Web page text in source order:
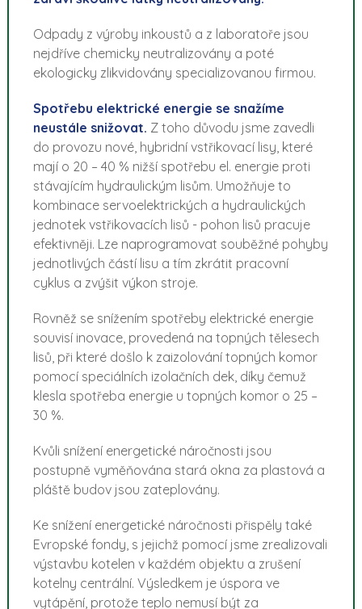
Odpady z výroby inkoustů a z laboratoře jsou
nejdříve chemicky neutralizovány a poté
ekologicky zlikvidovány specializovanou firmou.
Spotřebu elektrické energie se snažíme
neustále snižovat. Z toho důvodu jsme zavedli
do provozu nové, hybridní vstřikovací lisy, které
mají o 20 – 40 % nižší spotřebu el. energie proti
stávajícím hydraulickým lisům. Umožňuje to
kombinace servoelektrických a hydraulických
jednotek vstřikovacích lisů - pohon lisů pracuje
efektivněji. Lze naprogramovat souběžné pohyby
jednotlivých částí lisu a tím zkrátit pracovní
cyklus a zvýšit výkon stroje.
Rovněž se snížením spotřeby elektrické energie
souvisí inovace, provedená na topných tělesech
lisů, při které došlo k zaizolování topných komor
pomocí speciálních izolačních dek, díky čemuž
klesla spotřeba energie u topných komor o 25 –
30 %.
Kvůli snížení energetické náročnosti jsou
postupně vyměňována stará okna za plastová a
pláště budov jsou zateplovány.
Ke snížení energetické náročnosti přispěly také
Evropské fondy, s jejichž pomocí jsme zrealizovali
výstavbu kotelen v každém objektu a zrušení
kotelny centrální. Výsledkem je úspora ve
vytápění, protože teplo nemusí být za